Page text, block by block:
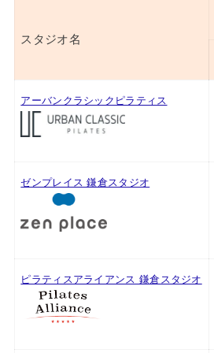
スタジオ名
アーバンクラシックピラティス
ゼンプレイス 鎌倉スタジオ
ピラティスアライアンス 鎌倉スタジオ